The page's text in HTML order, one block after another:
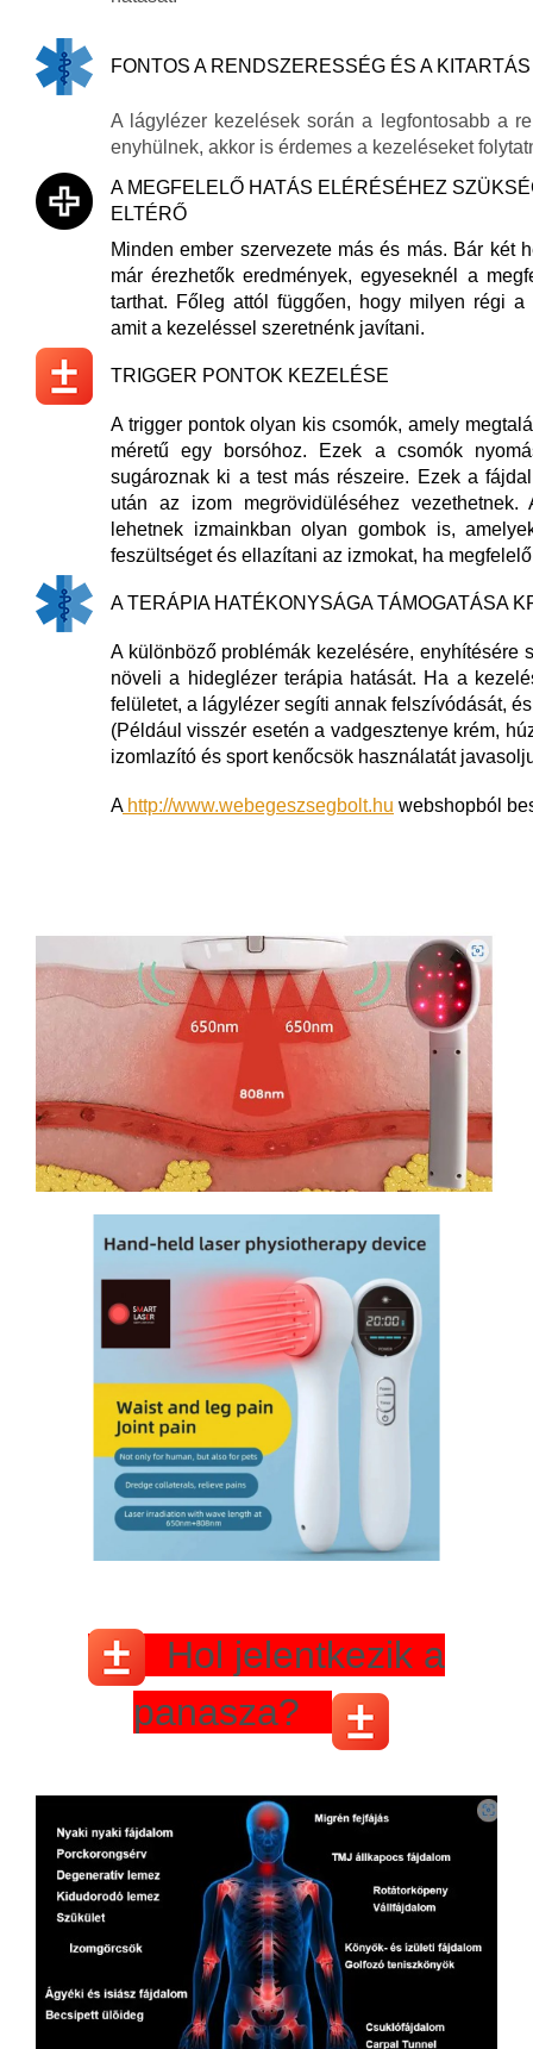
FONTOS A RENDSZERESSÉG ÉS A KITARTÁS
A lágylézer kezelések során a legfontosabb a
enyhülnek, akkor is érdemes a kezeléseket
A MEGFELELŐ HATÁS ELÉRÉSÉHEZ
ELTÉRŐ
Minden ember szervezete más és más. Bár két
már érezhetők eredmények, egyeseknél a
tarthat. Főleg attól függően, hogy milyen régi a
amit a kezeléssel szeretnénk javítani.
TRIGGER PONTOK KEZELÉSE
A trigger pontok olyan kis csomók, amely
méretű egy borsóhoz. Ezek a csomók
sugároznak ki a test más részeire. Ezek a
után az izom megrövidüléséhez
lehetnek izmainkban olyan gombok is,
feszültséget és ellazítani az izmokat, ha
A TERÁPIA HATÉKONYSÁGA TÁMOGATÁSA
A különböző problémák kezelésére, enyhítésére
növeli a hideglézer terápia hatását. Ha a
felületet, a lágylézer segíti annak felszívódását,
(Például visszér esetén a vadgesztenye krém,
izomlazító és sport kenőcsök használatát
Ahttp://www.webegeszsegbolt.hu webshopból
Hol jelentkezik a
panasza?